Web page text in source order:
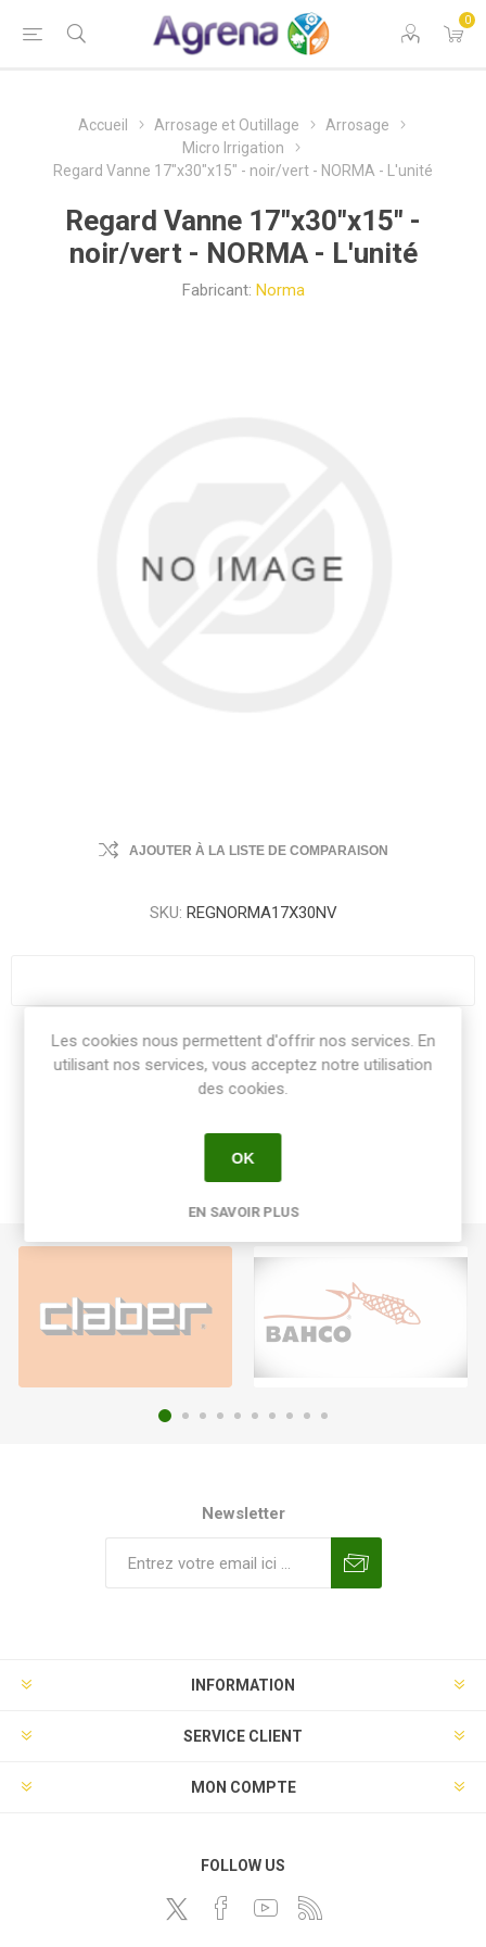
0
Accueil Arrosage et Outillage
Arrosage
Micro Irrigation
Regard Vanne 17"x30"x15" - noir/vert - NORMA - L'unité
Regard Vanne 17"x30"x15" -
noir/vert - NORMA - L'unité
Fabricant: Norma
AJOUTER À LA LISTE DE COMPARAISON
SKU: REGNORMA17X30NV
Share:
Newsletter
INFORMATION
SERVICE CLIENT
MON COMPTE
FOLLOW US
Les cookies nous permettent d'offrir nos services. En
utilisant nos services, vous acceptez notre utilisation
des cookies.
OK
EN SAVOIR PLUS